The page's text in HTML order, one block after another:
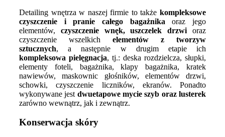
Detailing wnętrza w naszej firmie to także kompleksowe
czyszczenie i pranie całego bagażnika oraz jego
elementów, czyszczenie wnęk, uszczelek drzwi oraz
czyszczenie wszelkich elementów z tworzyw
sztucznych, a następnie w drugim etapie ich
kompleksowa pielęgnacja, tj.: deska rozdzielcza, słupki,
elementy foteli, bagażnika, klapy bagażnika, kratek
nawiewów, maskownic głośników, elementów drzwi,
schowki, czyszczenie liczników, ekranów. Ponadto
wykonywane jest dwuetapowe mycie szyb oraz lusterek
zarówno wewnątrz, jak i zewnątrz.
Konserwacja skóry